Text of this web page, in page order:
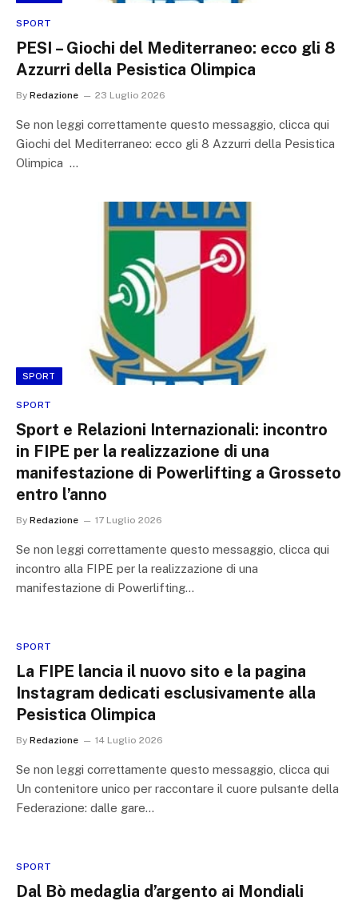
SPORT
PESI – Giochi del Mediterraneo: ecco gli 8
Azzurri della Pesistica Olimpica
By Redazione 23 Luglio 2026
Se non leggi correttamente questo messaggio, clicca qui
Giochi del Mediterraneo: ecco gli 8 Azzurri della Pesistica
Olimpica …
SPORT
SPORT
Sport e Relazioni Internazionali: incontro
in FIPE per la realizzazione di una
manifestazione di Powerlifting a Grosseto
entro l’anno
By Redazione 17 Luglio 2026
Se non leggi correttamente questo messaggio, clicca qui
incontro alla FIPE per la realizzazione di una
manifestazione di Powerlifting…
SPORT
La FIPE lancia il nuovo sito e la pagina
Instagram dedicati esclusivamente alla
Pesistica Olimpica
By Redazione 14 Luglio 2026
Se non leggi correttamente questo messaggio, clicca qui
Un contenitore unico per raccontare il cuore pulsante della
Federazione: dalle gare…
SPORT
Dal Bò medaglia d’argento ai Mondiali